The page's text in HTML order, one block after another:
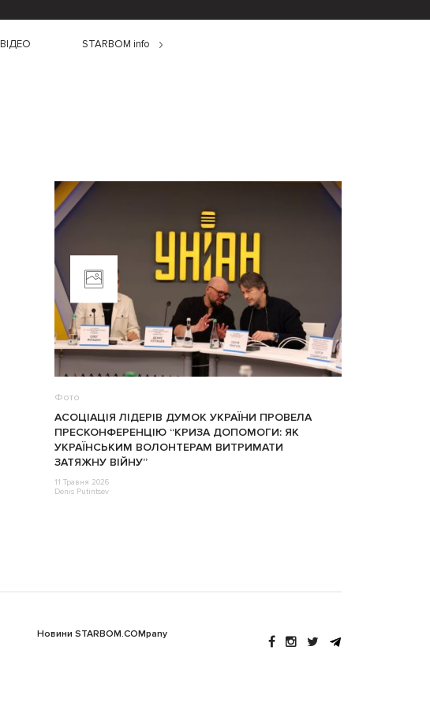
ВІДЕО STARBOM info
Фото
АСОЦІАЦІЯ ЛІДЕРІВ ДУМОК УКРАЇНИ ПРОВЕЛА
ПРЕСКОНФЕРЕНЦІЮ “КРИЗА ДОПОМОГИ: ЯК
УКРАЇНСЬКИМ ВОЛОНТЕРАМ ВИТРИМАТИ
ЗАТЯЖНУ ВІЙНУ”
11 Травня 2026
Denis Putintsev
Новини STARBOM.COMpany